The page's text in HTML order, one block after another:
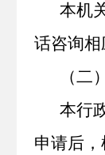
本机
话咨询
（二
本行
申请后